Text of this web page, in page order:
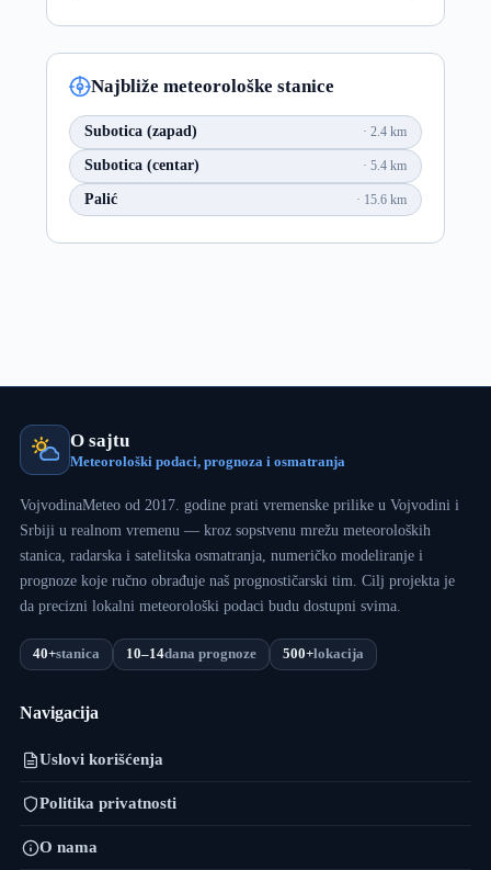
Najbliže meteorološke stanice
Subotica (zapad) 2.4 km
Subotica (centar) 5.4 km
Palić 15.6 km
O sajtu
Meteorološki podaci, prognoza i osmatranja
VojvodinaMeteo od 2017. godine prati vremenske prilike u Vojvodini i
Srbiji u realnom vremenu — kroz sopstvenu mrežu meteoroloških
stanica, radarska i satelitska osmatranja, numeričko modeliranje i
prognoze koje ručno obrađuje naš prognostičarski tim. Cilj projekta je
da precizni lokalni meteorološki podaci budu dostupni svima.
40+stanica 10–14dana prognoze 500+lokacija
Navigacija
Uslovi korišćenja
Politika privatnosti
O nama